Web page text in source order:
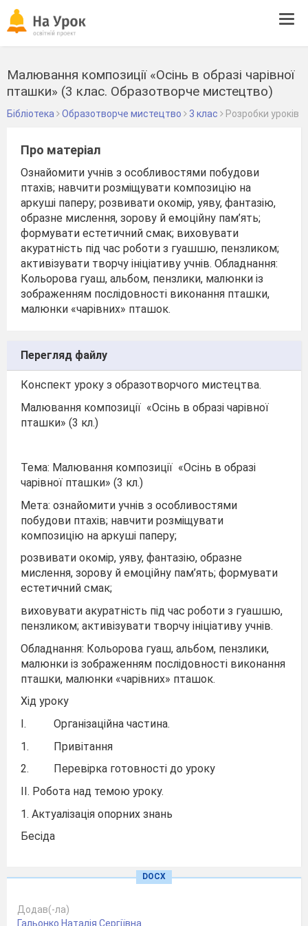
Малювання композиції «Осінь в образі чарівної
пташки» (3 клас. Образотворче мистецтво)
Бібліотека Образотворче мистецтво 3 клас Розробки уроків
Про матеріал
Ознайомити учнів з особливостями побудови
птахів; навчити розміщувати композицію на
аркуші паперу; розвивати окомір, уяву, фантазію,
образне мислення, зорову й емоційну пам’ять;
формувати естетичний смак; виховувати
акуратність під час роботи з гуашшю, пензликом;
активізувати творчу ініціативу учнів. Обладнання:
Кольорова гуаш, альбом, пензлики, малюнки із
зображенням послідовності виконання пташки,
малюнки «чарівних» пташок.
Перегляд файлу
Конспект уроку з образотворчого мистецтва.
Малювання композиції «Осінь в образі чарівної
пташки» (3 кл.)
Тема: Малювання композиції «Осінь в образі
чарівної пташки» (3 кл.)
Мета: ознайомити учнів з особливостями
побудови птахів; навчити розміщувати
композицію на аркуші паперу;
розвивати окомір, уяву, фантазію, образне
мислення, зорову й емоційну пам’ять; формувати
естетичний смак;
виховувати акуратність під час роботи з гуашшю,
пензликом; активізувати творчу ініціативу учнів.
Обладнання: Кольорова гуаш, альбом, пензлики,
малюнки із зображенням послідовності виконання
пташки, малюнки «чарівних» пташок.
Хід уроку
I.
Організаційна частина.
1.
Привітання
2.
Перевірка готовності до уроку
II. Робота над темою уроку.
1. Актуалізація опорних знань
Бесіда
вашу думку, відповідають осені?
–
Які геометричні фігури ви знаєте?
DOCX
Додав(-ла)
Гальонко Наталія Сергіївна